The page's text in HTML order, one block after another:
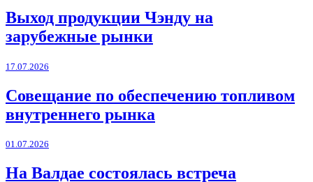
Выход продукции Чэнду на
зарубежные рынки
17.07.2026
Совещание по обеспечению топливом
внутреннего рынка
01.07.2026
На Валдае состоялась встреча